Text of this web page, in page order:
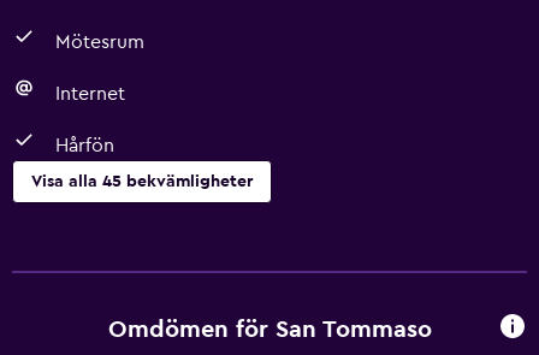
Mötesrum
Internet
Hårfön
Visa alla 45 bekvämligheter
Bidé
Omdömen för San Tommaso